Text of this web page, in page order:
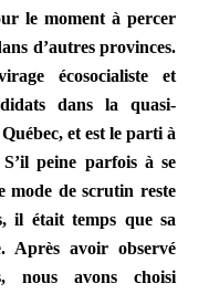
le moment à percer
d’autres provinces.
écosocialiste et
dans la quasi-
et est le parti à
peine parfois à se
mode de scrutin reste
il était temps que sa
Après avoir observé
nous avons choisi